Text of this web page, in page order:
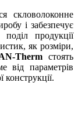
скловолоконне
і забезпечує
продукції
як розміри,
Therm стоять
від параметрів
конструкції.